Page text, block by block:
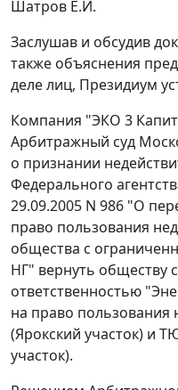
Шатров Е.И.
Заслушав и обсудив
также объяснения
деле лиц, Президиум
Компания "ЭКО 3
Арбитражный суд
о признании
Федерального
29.09.2005 N 986 "О
право пользования
общества с
НГ" вернуть обществу
ответственностью
на право
(Ярокский участок) и
участок).